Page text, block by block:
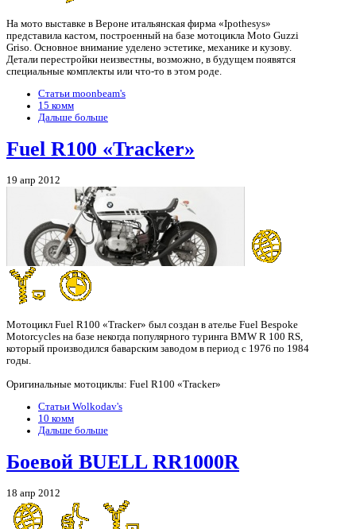
На мото выставке в Вероне итальянская фирма «Ipothesys»
представила кастом, построенный на базе мотоцикла Moto Guzzi
Griso. Основное внимание уделено эстетике, механике и кузову.
Детали перестройки неизвестны, возможно, в будущем появятся
специальные комплекты или что-то в этом роде.
Статьи moonbeam's
15 комм
Дальше больше
Fuel R100 «Tracker»
19 апр 2012
Мотоцикл Fuel R100 «Tracker» был создан в ателье Fuel Bespoke
Motorcycles на базе некогда популярного туринга BMW R 100 RS,
который производился баварским заводом в период с 1976 по 1984
годы.
Оригинальные мотоциклы: Fuel R100 «Tracker»
Статьи Wolkodav's
10 комм
Дальше больше
Боевой BUELL RR1000R
18 апр 2012